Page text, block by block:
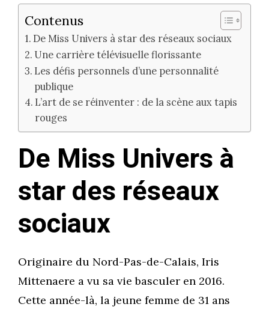
Contenus
De Miss Univers à star des réseaux sociaux
Une carrière télévisuelle florissante
Les défis personnels d’une personnalité
publique
L’art de se réinventer : de la scène aux tapis
rouges
De Miss Univers à
star des réseaux
sociaux
Originaire du Nord-Pas-de-Calais, Iris
Mittenaere a vu sa vie basculer en 2016.
Cette année-là, la jeune femme de 31 ans